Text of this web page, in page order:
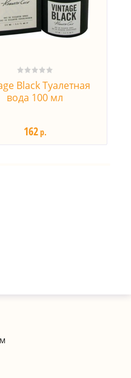
Black Туалетная
вода 100 мл
162р.